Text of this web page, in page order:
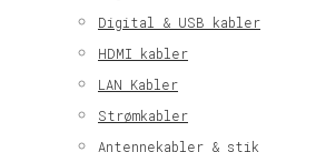
Digital & USB kabler
HDMI kabler
LAN Kabler
Strømkabler
Antennekabler & stik